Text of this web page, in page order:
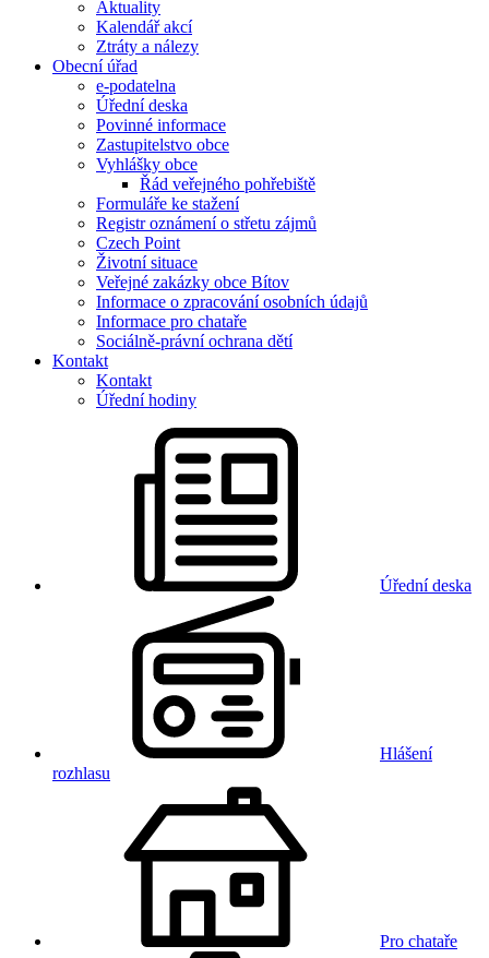
Aktuality
Kalendář akcí
Ztráty a nálezy
Obecní úřad
e-podatelna
Úřední deska
Povinné informace
Zastupitelstvo obce
Vyhlášky obce
Řád veřejného pohřebiště
Formuláře ke stažení
Registr oznámení o střetu zájmů
Czech Point
Životní situace
Veřejné zakázky obce Bítov
Informace o zpracování osobních údajů
Informace pro chataře
Sociálně-právní ochrana dětí
Kontakt
Kontakt
Úřední hodiny
Úřední deska
Hlášení
rozhlasu
Pro chataře